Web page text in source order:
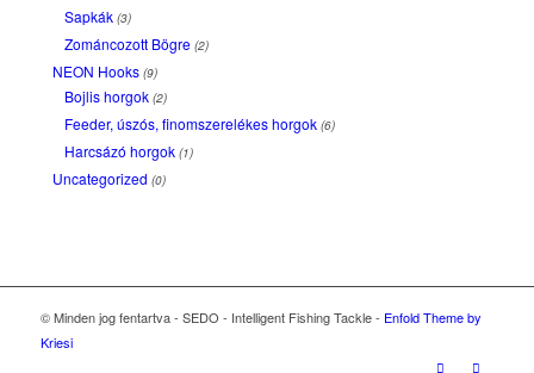
Sapkák (3)
Zománcozott Bögre (2)
NEON Hooks (9)
Bojlis horgok (2)
Feeder, úszós, finomszerelékes horgok (6)
Harcsázó horgok (1)
Uncategorized (0)
© Minden jog fentartva - SEDO - Intelligent Fishing Tackle - Enfold Theme by
Kriesi